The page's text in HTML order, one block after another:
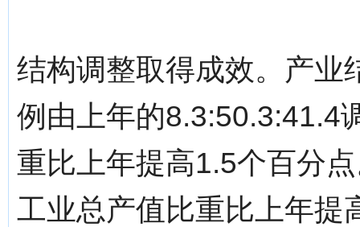
结构调整取得成效。产业
例由上年的8.3:50.3:41.4
重比上年提高1.5个百分
工业总产值比重比上年提